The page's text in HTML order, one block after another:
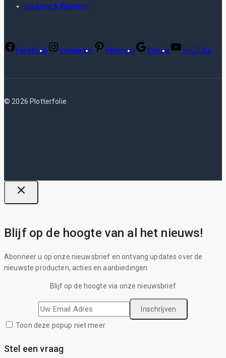
Garantie & Klachten
Facebook Instagram Pinterest Google YouTube
© 2026 Plotterfolie
Blijf op de hoogte van al het nieuws!
Abonneer u op onze nieuwsbrief en ontvang updates over de
nieuwste producten, acties en aanbiedingen.
Blijf op de hoogte via onze nieuwsbrief
Toon deze popup niet meer
Stel een vraag